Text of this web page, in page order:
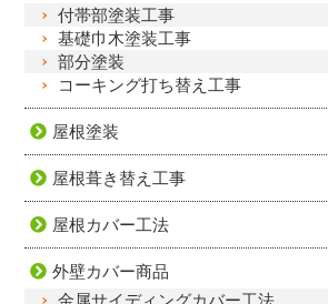
付帯部塗装工事
基礎巾木塗装工事
部分塗装
コーキング打ち替え工事
屋根塗装
屋根葺き替え工事
屋根カバー工法
外壁カバー商品